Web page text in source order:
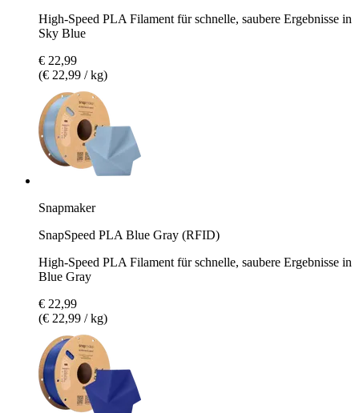
High-Speed PLA Filament für schnelle, saubere Ergebnisse in
Sky Blue
€ 22,99
(€ 22,99 / kg)
Snapmaker
SnapSpeed PLA Blue Gray (RFID)
High-Speed PLA Filament für schnelle, saubere Ergebnisse in
Blue Gray
€ 22,99
(€ 22,99 / kg)